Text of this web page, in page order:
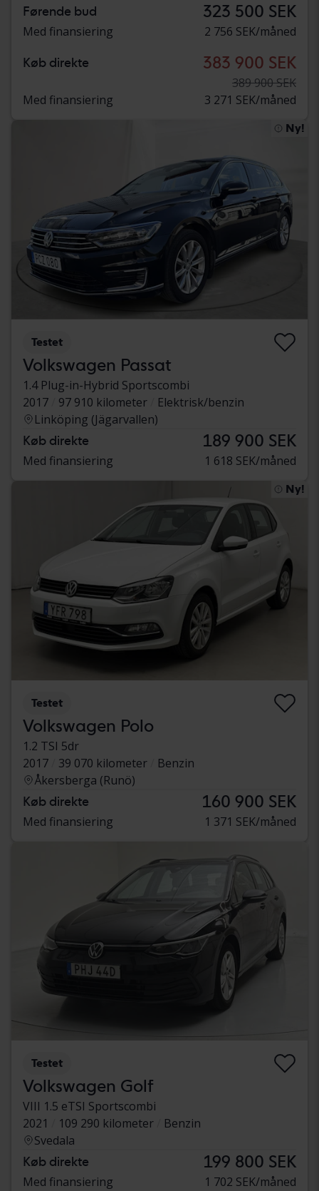
Førende bud 323 500 SEK
Med finansiering 2 756 SEK/måned
Køb direkte 383 900 SEK
389 900 SEK
Med finansiering
3 271 SEK/måned
Ny!
Testet
Volkswagen Passat
1.4 Plug-in-Hybrid Sportscombi
2017
97 910 kilometer
Elektrisk/benzin
Linköping (Jägarvallen)
Køb direkte 189 900 SEK
Med finansiering 1 618 SEK/måned
Ny!
Testet
Volkswagen Polo
1.2 TSI 5dr
2017
39 070 kilometer
Benzin
Åkersberga (Runö)
Køb direkte 160 900 SEK
Med finansiering 1 371 SEK/måned
Testet
Volkswagen Golf
VIII 1.5 eTSI Sportscombi
2021
109 290 kilometer
Benzin
Svedala
Køb direkte 199 800 SEK
Med finansiering 1 702 SEK/måned